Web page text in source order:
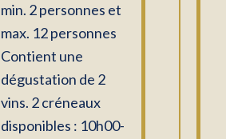
min. 2 personnes et
max. 12 personnes
Contient une
dégustation de 2
vins. 2 créneaux
disponibles : 10h00-